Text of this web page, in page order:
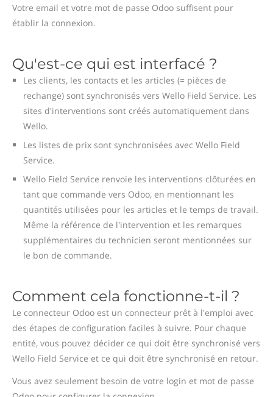
Votre email et votre mot de passe Odoo suffisent pour
établir la connexion.
Qu'est-ce qui est interfacé ?
Les clients, les contacts et les articles (= pièces de
rechange) sont synchronisés vers Wello Field Service. Les
sites d'interventions sont créés automatiquement dans
Wello.
Les listes de prix sont synchronisées avec Wello Field
Service.
Wello Field Service renvoie les interventions clôturées en
tant que commande vers Odoo, en mentionnant les
quantités utilisées pour les articles et le temps de travail.
Même la référence de l'intervention et les remarques
supplémentaires du technicien seront mentionnées sur
le bon de commande.
Comment cela fonctionne-t-il ?
Le connecteur Odoo est un connecteur prêt à l'emploi avec
des étapes de configuration faciles à suivre. Pour chaque
entité, vous pouvez décider ce qui doit être synchronisé vers
Wello Field Service et ce qui doit être synchronisé en retour.
Vous avez seulement besoin de votre login et mot de passe